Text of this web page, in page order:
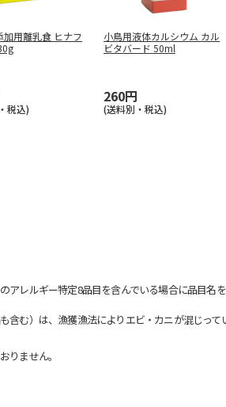
加用離乳食 ヒナフ
税込)
小鳥用液体カルシウム カル
ビタバード 50ml
260円
(送料別・税込)
レルギー特定8品目を含んでいる場合に品目名を
む）は、漁獲漁法によりエビ・カニが混じっ
りません。